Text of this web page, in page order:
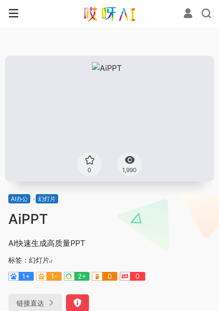
0 1,990
AI办公 幻灯片
AiPPT
AI快速生成高质量PPT
标签： 幻灯片
1+
1- 2+ 0 0
链接直达